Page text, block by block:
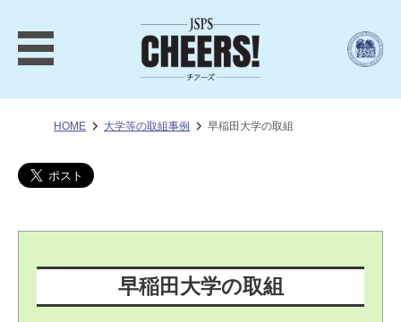
HOME 大学等の取組事例 早稲田大学の取組
早稲田大学の取組